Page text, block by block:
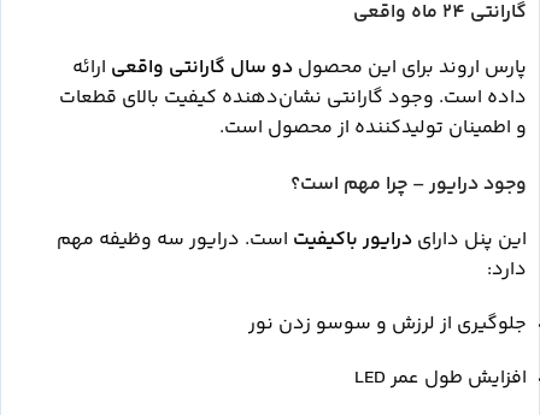
گارانتی 24 ماه واقعی
پارس اروند برای این محصول دو سال گارانتی واقعی ارائه
داده است. وجود گارانتی نشان‌دهنده کیفیت بالای قطعات
و اطمینان تولیدکننده از محصول است.
وجود درایور – چرا مهم است؟
این پنل دارای درایور باکیفیت است. درایور سه وظیفه مهم
دارد:
جلوگیری از لرزش و سوسو زدن نور
افزایش طول عمر LED